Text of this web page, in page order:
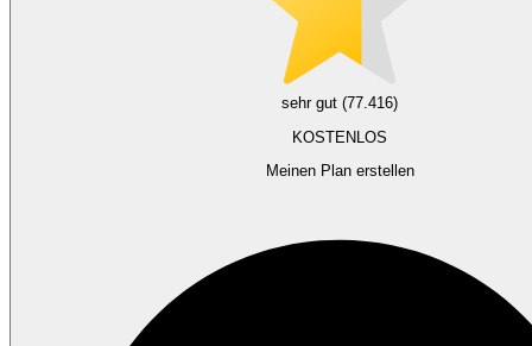
sehr gut (77.416)
KOSTENLOS
Meinen Plan erstellen